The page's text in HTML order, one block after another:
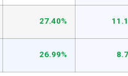
27.40%
26.99%